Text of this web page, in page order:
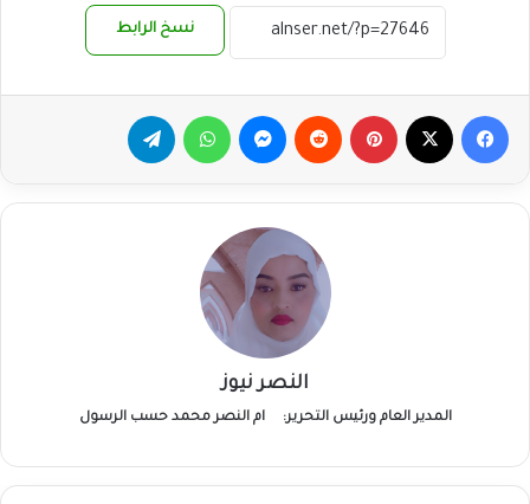
نسخ الرابط
فيسبوك بينتيريست ماسنجر واتساب
النصر نيوز
المدير العام ورئيس التحرير: ام النصر محمد حسب الرسول